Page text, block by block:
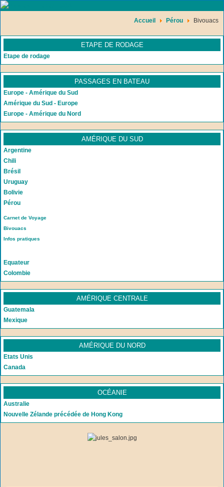
Accueil Pérou Bivouacs
ETAPE DE RODAGE
Etape de rodage
PASSAGES EN BATEAU
Europe - Amérique du Sud
Amérique du Sud - Europe
Europe - Amérique du Nord
AMÉRIQUE DU SUD
Argentine
Chili
Brésil
Uruguay
Bolivie
Pérou
Carnet de Voyage
Bivouacs
Infos pratiques
Equateur
Colombie
AMÉRIQUE CENTRALE
Guatemala
Mexique
AMÉRIQUE DU NORD
Etats Unis
Canada
OCÉANIE
Australie
Nouvelle Zélande précédée de Hong Kong